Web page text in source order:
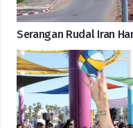
Serangan Rudal Iran